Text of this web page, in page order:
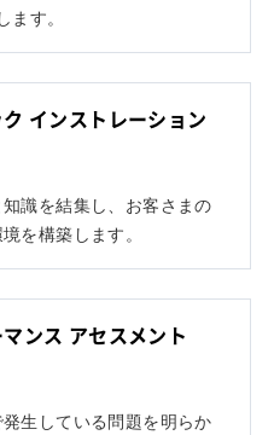
ます。
インストレーション
識を結集し、お客さまの
を構築します。
ンス アセスメント
生している問題を明らか